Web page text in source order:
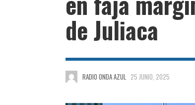
de Juliaca
RADIO ONDA AZUL 25 JUNIO, 2025